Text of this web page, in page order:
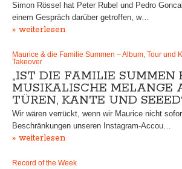
Simon Rössel hat Peter Rubel und Pedro
einem Gespräch darüber getroffen, w…
» weiterlesen
Maurice & die Familie Summen – Album, Tour und
Takeover
„IST DIE FAMILIE SUMMEN
MUSIKALISCHE MELANGE
TÜREN, KANTE UND
Wir wären verrückt, wenn wir Maurice nicht
Beschränkungen unseren Instagram-Accou…
» weiterlesen
Record of the Week